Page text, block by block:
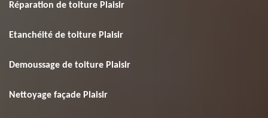
Réparation de toiture Plaisir
Etanchéité de toiture Plaisir
Demoussage de toiture Plaisir
Nettoyage façade Plaisir